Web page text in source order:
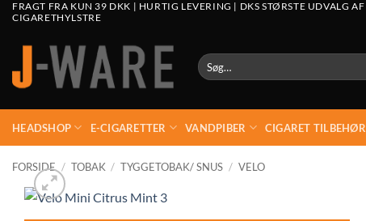
FRAGT FRA KUN 39 DKK | HURTIG LEVERING | DKS STØRSTE UDVALG AF
CIGARETHYLSTRE
Søg
efter:
HEADSHOP E-CIGARETTER VANDPIBER CIGARET TILBEHØR
FORSIDE / TOBAK / TYGGETOBAK/ SNUS / VELO